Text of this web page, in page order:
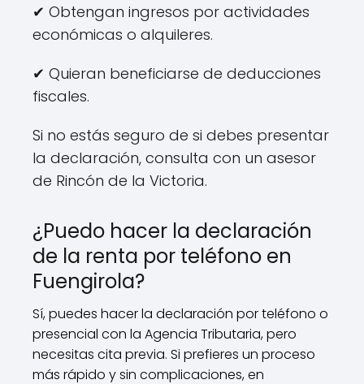
✔ Obtengan ingresos por actividades
económicas o alquileres.
✔ Quieran beneficiarse de deducciones
fiscales.
Si no estás seguro de si debes presentar
la declaración, consulta con un asesor
de Rincón de la Victoria.
¿Puedo hacer la declaración
de la renta por teléfono en
Fuengirola?
Sí, puedes hacer la declaración por teléfono o
presencial con la Agencia Tributaria, pero
necesitas cita previa. Si prefieres un proceso
más rápido y sin complicaciones, en